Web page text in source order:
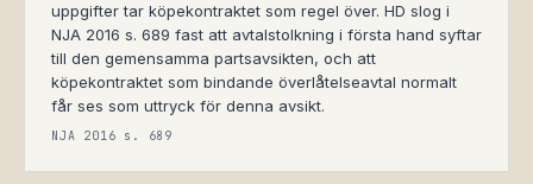
uppgifter tar köpekontraktet som regel över. HD slog i
NJA 2016 s. 689 fast att avtalstolkning i första hand syftar
till den gemensamma partsavsikten, och att
köpekontraktet som bindande överlåtelseavtal normalt
får ses som uttryck för denna avsikt.
NJA 2016 s. 689